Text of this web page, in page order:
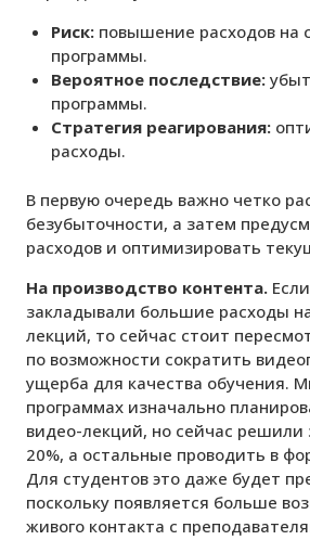
Риск: повышение расходов на
программы.
Вероятное последствие:
программы.
Стратегия реагирования:
расходы.
В первую очередь важно четко
безубыточности, а затем
расходов и оптимизировать
На производство контента.
закладывали большие расходы
лекций, то сейчас стоит
по возможности сократить
ущерба для качества обучения.
программах изначально
видео-лекций, но сейчас решили
20%, а остальные проводить в
Для студентов это даже будет
поскольку появляется больше
живого контакта с